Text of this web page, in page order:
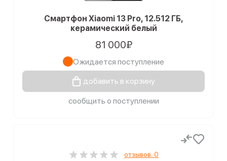
Смартфон Xiaomi 13 Pro, 12.512 ГБ,
керамический белый
81 000₽
Ожидается поступление
добавить в корзину
сообщить о поступлении
отзывов: 0